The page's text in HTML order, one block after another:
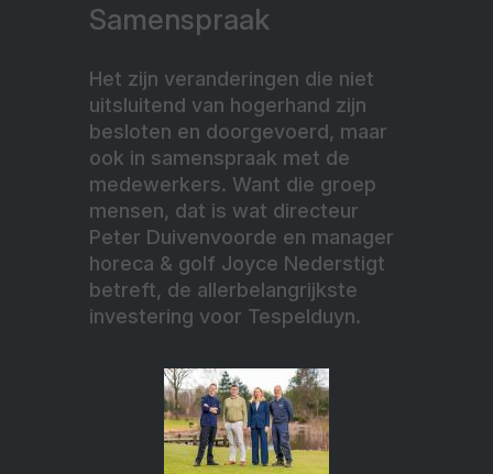
Samenspraak
Het zijn veranderingen die niet
uitsluitend van hogerhand zijn
besloten en doorgevoerd, maar
ook in samenspraak met de
medewerkers. Want die groep
mensen, dat is wat directeur
Peter Duivenvoorde en manager
horeca & golf Joyce Nederstigt
betreft, de allerbelangrijkste
investering voor Tespelduyn.